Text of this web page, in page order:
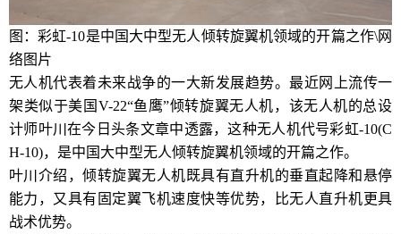
图：彩虹-10是中国大中型无人倾转旋翼机领域的开篇之作\网
络图片
无人机代表着未来战争的一大新发展趋势。最近网上流传一
架类似于美国V-22“鱼鹰”倾转旋翼无人机，该无人机的总设
计师叶川在今日头条文章中透露，这种无人机代号彩虹-10(C
H-10)，是中国大中型无人倾转旋翼机领域的开篇之作。
叶川介绍，倾转旋翼无人机既具有直升机的垂直起降和悬停
能力，又具有固定翼飞机速度快等优势，比无人直升机更具
战术优势。